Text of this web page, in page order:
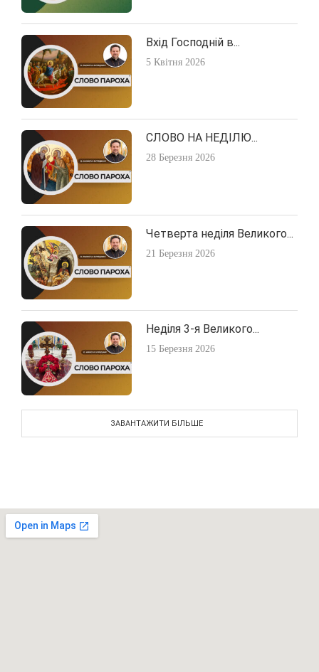
Вхід Господній в...
5 Квітня 2026
СЛОВО НА НЕДІЛЮ...
28 Березня 2026
Четверта неділя Великого...
21 Березня 2026
Неділя 3-я Великого...
15 Березня 2026
ЗАВАНТАЖИТИ БІЛЬШЕ